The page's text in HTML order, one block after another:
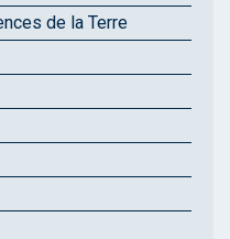
de la Terre